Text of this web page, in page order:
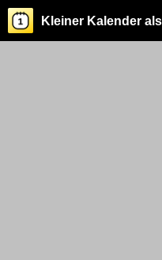
Kleiner Kalender